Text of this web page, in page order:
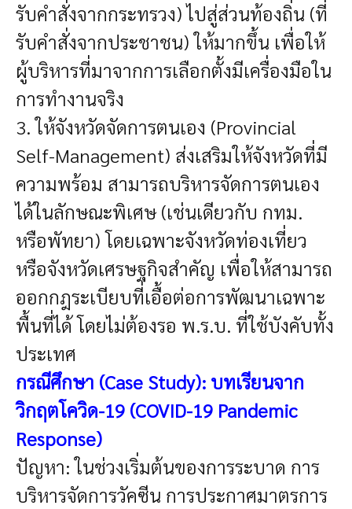
รับคำสั่งจากกระทรวง) ไปสู่ส่วนท้องถิ่น (ที่
รับคำสั่งจากประชาชน) ให้มากขึ้น เพื่อให้
ผู้บริหารที่มาจากการเลือกตั้งมีเครื่องมือใน
การทำงานจริง
3. ให้จังหวัดจัดการตนเอง (Provincial
Self-Management) ส่งเสริมให้จังหวัดที่มี
ความพร้อม สามารถบริหารจัดการตนเอง
ได้ในลักษณะพิเศษ (เช่นเดียวกับ กทม.
หรือพัทยา) โดยเฉพาะจังหวัดท่องเที่ยว
หรือจังหวัดเศรษฐกิจสำคัญ เพื่อให้สามารถ
ออกกฎระเบียบที่เอื้อต่อการพัฒนาเฉพาะ
พื้นที่ได้ โดยไม่ต้องรอ พ.ร.บ. ที่ใช้บังคับทั้ง
ประเทศ
กรณีศึกษา (Case Study): บทเรียนจาก
วิกฤตโควิด-19 (COVID-19 Pandemic
Response)
ปัญหา:ในช่วงเริ่มต้นของการระบาด การ
บริหารจัดการวัคซีน การประกาศมาตรการ